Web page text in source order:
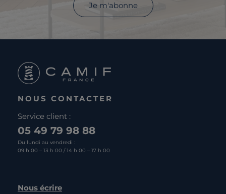
Je m'abonne
NOUS CONTACTER
Service client :
05 49 79 98 88
Du lundi au vendredi :
09 h 00 – 13 h 00 / 14 h 00 – 17 h 00
Nous écrire